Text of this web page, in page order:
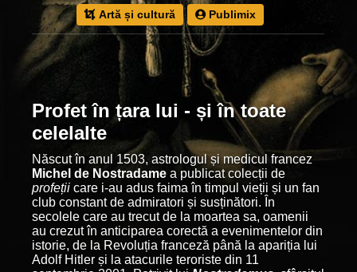
Artă și cultură Publimix
Profet în țara lui - și în toate
celelalte
Născut în anul 1503, astrologul și medicul francez
Michel de Nostradame a publicat colecții de
profeții care i-au adus faima în timpul vieții și un fan
club constant de admiratori și susținători. În
secolele care au trecut de la moartea sa, oamenii
au crezut în anticiparea corectă a evenimentelor din
istorie, de la Revoluția franceză până la apariția lui
Adolf Hitler și la atacurile teroriste din 11